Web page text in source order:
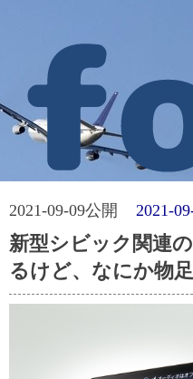
2021-09-09公開 2021-
新型シビック関連
るけど、なにか物